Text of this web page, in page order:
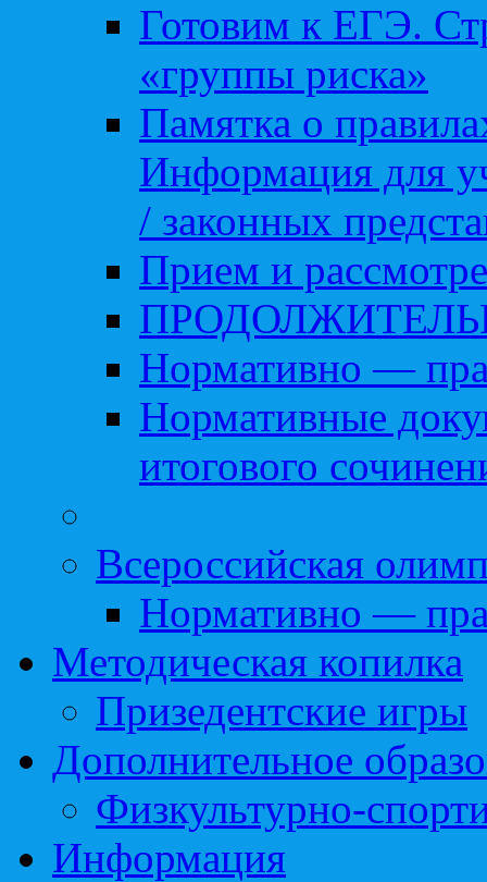
Готовим к ЕГЭ.
«группы риска»
Памятка о
Информация для
/ законных
Прием и
Нормативно —
Нормативные
итогового
Всероссийская
Нормативно —
Методическая копилка
Призедентские игры
Дополнительное
Физкультурно-
Информация